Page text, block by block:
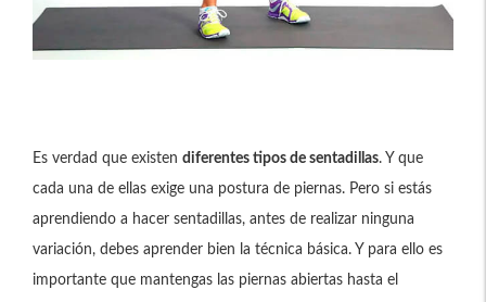
Es verdad que existen diferentes tipos de sentadillas. Y que
cada una de ellas exige una postura de piernas. Pero si estás
aprendiendo a hacer sentadillas, antes de realizar ninguna
variación, debes aprender bien la técnica básica. Y para ello es
importante que mantengas las piernas abiertas hasta el